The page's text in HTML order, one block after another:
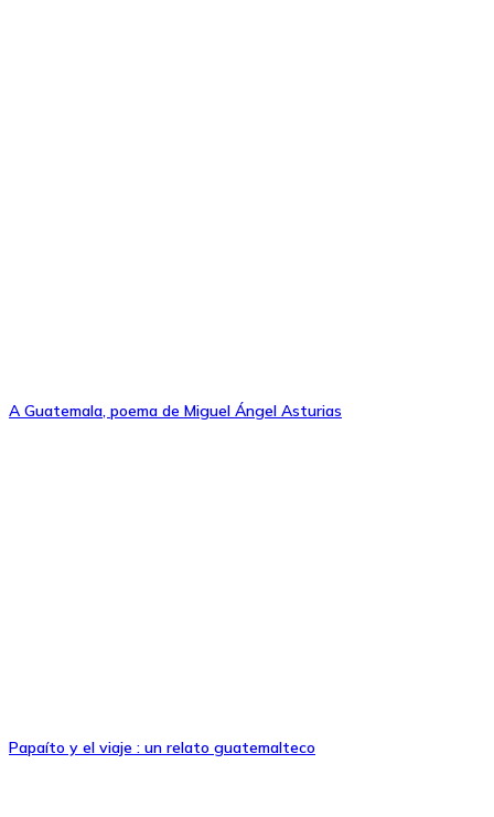
A Guatemala, poema de Miguel Ángel Asturias
Papaíto y el viaje : un relato guatemalteco